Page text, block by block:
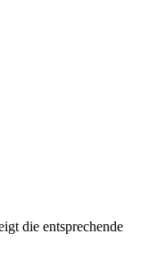
die entsprechende